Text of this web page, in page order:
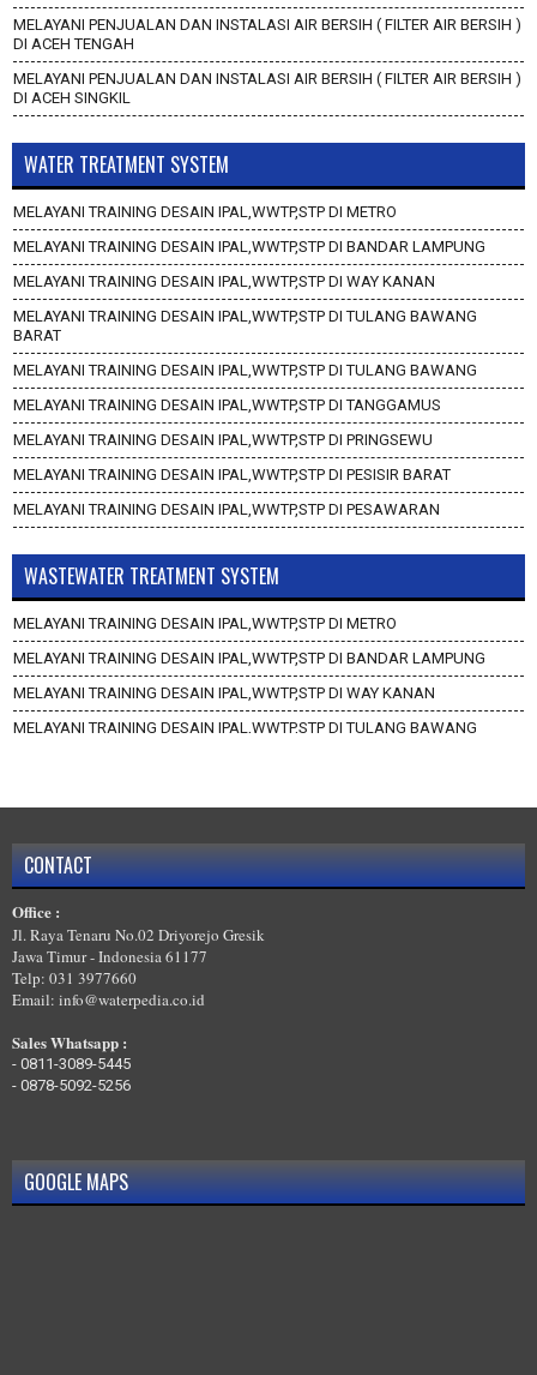
MELAYANI PENJUALAN DAN INSTALASI AIR BERSIH ( FILTER AIR BERSIH )
DI ACEH TENGAH
MELAYANI PENJUALAN DAN INSTALASI AIR BERSIH ( FILTER AIR BERSIH )
DI ACEH SINGKIL
WATER TREATMENT SYSTEM
MELAYANI TRAINING DESAIN IPAL,WWTP,STP DI METRO
MELAYANI TRAINING DESAIN IPAL,WWTP,STP DI BANDAR LAMPUNG
MELAYANI TRAINING DESAIN IPAL,WWTP,STP DI WAY KANAN
MELAYANI TRAINING DESAIN IPAL,WWTP,STP DI TULANG BAWANG
BARAT
MELAYANI TRAINING DESAIN IPAL,WWTP,STP DI TULANG BAWANG
MELAYANI TRAINING DESAIN IPAL,WWTP,STP DI TANGGAMUS
MELAYANI TRAINING DESAIN IPAL,WWTP,STP DI PRINGSEWU
MELAYANI TRAINING DESAIN IPAL,WWTP,STP DI PESISIR BARAT
MELAYANI TRAINING DESAIN IPAL,WWTP,STP DI PESAWARAN
WASTEWATER TREATMENT SYSTEM
MELAYANI TRAINING DESAIN IPAL,WWTP,STP DI METRO
MELAYANI TRAINING DESAIN IPAL,WWTP,STP DI BANDAR LAMPUNG
MELAYANI TRAINING DESAIN IPAL,WWTP,STP DI WAY KANAN
MELAYANI TRAINING DESAIN IPAL,WWTP,STP DI TULANG BAWANG
MELAYANI TRAINING DESAIN IPAL,WWTP,STP DI PESISIR BARAT
MELAYANI TRAINING DESAIN IPAL,WWTP,STP DI PESAWARAN
CONTACT
Office :
Jl. Raya Tenaru No.02 Driyorejo Gresik
Jawa Timur - Indonesia 61177
Telp: 031 3977660
Email: info@waterpedia.co.id
Sales Whatsapp :
- 0811-3089-5445
- 0878-5092-5256
GOOGLE MAPS